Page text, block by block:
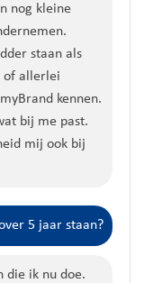
nog kleine
staan als
of allerlei
kennen.
bij me past.
mij ook bij
5 jaar staan?
die ik nu doe.